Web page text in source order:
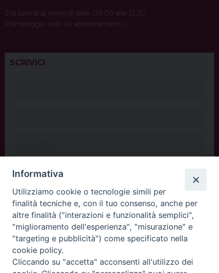
Dal lunedì al venerdì dalle 09:00 alle 12:30.
Pomeriggio solo su appuntamento.
SCRIVICI
INVIA
Informativa
Utilizziamo cookie o tecnologie simili per
finalità tecniche e, con il tuo consenso, anche per
altre finalità ("interazioni e funzionalità semplici",
"miglioramento dell'esperienza", "misurazione" e
"targeting e pubblicità") come specificato nella
cookie policy.
Cliccando su "accetta" acconsenti all'utilizzo dei